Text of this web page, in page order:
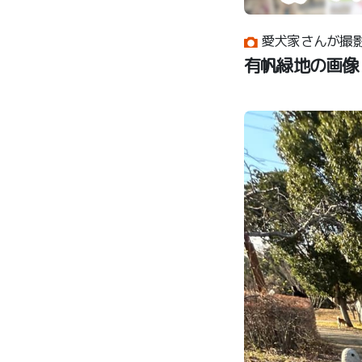
愛犬家さんが撮
有帆緑地の画像